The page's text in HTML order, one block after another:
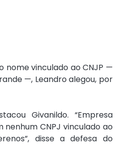
vinculado ao CNJP —
—, Leandro alegou, por
Givanildo. “Empresa
CNPJ vinculado ao
disse a defesa do